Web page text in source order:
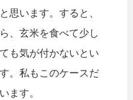
思います。すると、
、玄米を食べて少し
も気が付かないとい
。私もこのケースだ
ます。